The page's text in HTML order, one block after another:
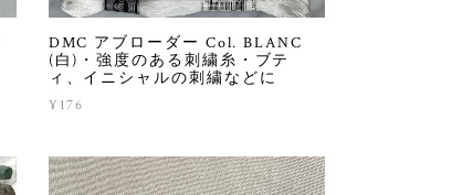
DMC アブローダー Col. BLANC
(白)・強度のある刺繍糸・ブテ
ィ、イニシャルの刺繍などに
¥176